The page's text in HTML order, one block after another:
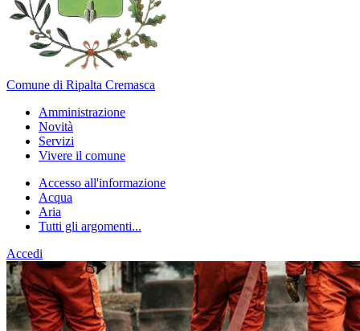
Comune di Ripalta Cremasca
Amministrazione
Novità
Servizi
Vivere il comune
Accesso all'informazione
Acqua
Aria
Tutti gli argomenti...
Accedi